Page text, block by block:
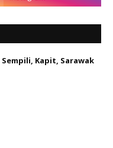
Sempili, Kapit, Sarawak